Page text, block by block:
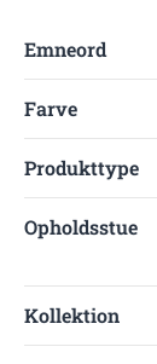
Emneord
Farve
Produkttype
Opholdsstue
Kollektion